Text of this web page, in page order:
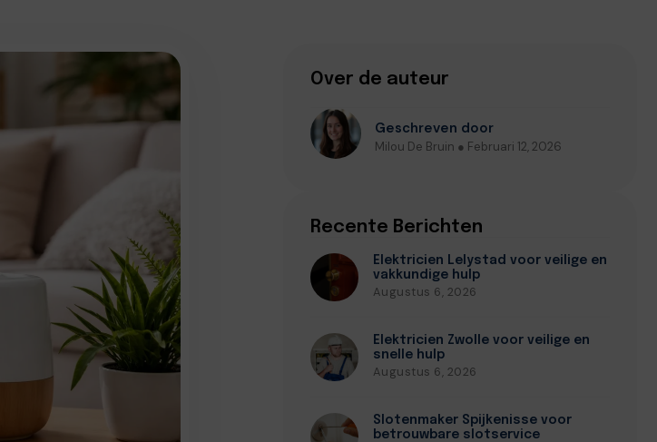
Over de auteur
Geschreven door
Milou De Bruin ● Februari 12, 2026
Recente Berichten
Elektricien Lelystad voor veilige en
vakkundige hulp
Augustus 6, 2026
Elektricien Zwolle voor veilige en
snelle hulp
Augustus 6, 2026
Slotenmaker Spijkenisse voor
betrouwbare slotservice